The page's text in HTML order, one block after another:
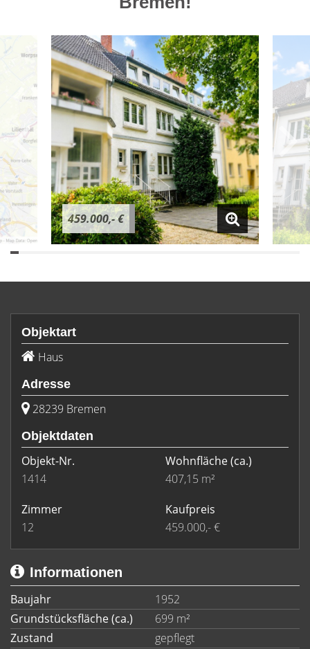
459.000,- €
Objektart
Haus
Adresse
28239 Bremen
Objektdaten
Objekt-Nr.
1414
Wohnfläche(ca.)
407,15 m²
Zimmer
12
Kaufpreis
459.000,- €
Informationen
Baujahr
1952
Grundstücksfläche (ca.)
699 m²
Zustand
gepflegt